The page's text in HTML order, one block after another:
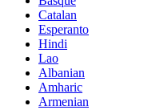
Catalan
Esperanto
Hindi
Lao
Albanian
Amharic
Armenian